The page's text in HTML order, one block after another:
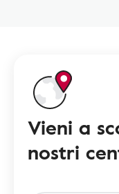
Vieni a
nostri